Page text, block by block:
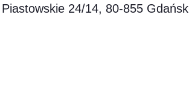
Piastowskie 24/14, 80-855 Gdańsk